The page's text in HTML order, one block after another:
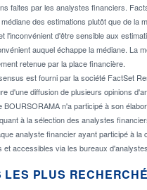
faites par les analystes financiers.
des estimations plutôt que de la
l'inconvénient d'être sensible aux
auquel échappe la médiane. La
retenue par la place financière.
est fourni par la société FactSet
d'une diffusion de plusieurs opinions
BOURSORAMA n'a participé à son
à la sélection des analystes
analyste financier ayant participé à la
et accessibles via les bureaux
LES PLUS